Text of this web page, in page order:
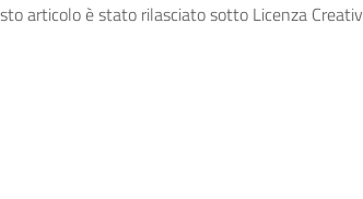
articolo è stato rilasciato sotto Licenza